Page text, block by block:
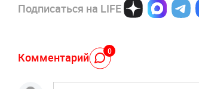
Подписаться на LIFE
Комментарий 0